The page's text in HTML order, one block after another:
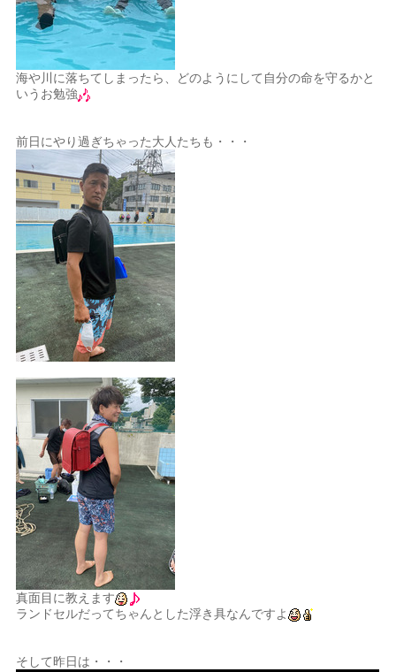
海や川に落ちてしまったら、どのようにして自分の命を守るかと
いうお勉強
前日にやり過ぎちゃった大人たちも・・・
真面目に教えます
ランドセルだってちゃんとした浮き具なんですよ
そして昨日は・・・